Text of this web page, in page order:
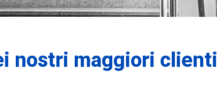
nostri maggiori clienti